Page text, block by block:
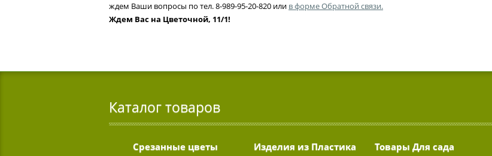
ждем Ваши вопросы по тел. 8-989-95-20-820 или в форме Обратной связи.
Ждем Вас на Цветочной, 11/1!
Каталог товаров
Срезанные цветы Изделия из Пластика Товары Для сада